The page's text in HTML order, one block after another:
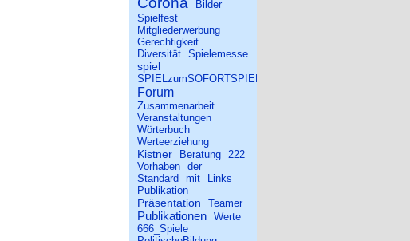
Bilder
Spielfest
Mitgliederwerbung
Gerechtigkeit
Diversität Spielemesse
spiel
SPIELzumSOFORTSPIELEN
Forum
Zusammenarbeit
Veranstaltungen
Wörterbuch
Werteerziehung
Kistner Beratung 222
Vorhaben der
Standard
mit
Links
Publikation
Präsentation Teamer
Publikationen Werte
666_Spiele